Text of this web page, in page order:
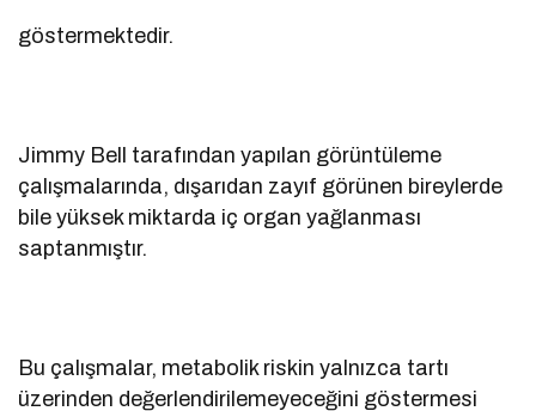
göstermektedir.
Jimmy Bell tarafından yapılan görüntüleme
çalışmalarında, dışarıdan zayıf görünen bireylerde
bile yüksek miktarda iç organ yağlanması
saptanmıştır.
Bu çalışmalar, metabolik riskin yalnızca tartı
üzerinden değerlendirilemeyeceğini göstermesi